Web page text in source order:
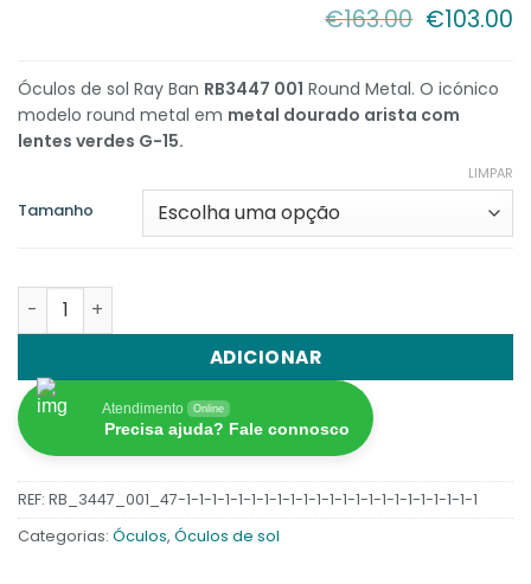
€163.00 O
era:
€163.00.
€103.00
Óculos de sol Ray Ban RB3447 001 Round Metal. O icónico
modelo round metal em metal dourado arista com
lentes verdes G-15.
Tamanho
LIMPAR
Quantidade de Óculos de sol Ray Ban RB3447 001 Round
ADICIONAR
Atendimento Online
Precisa ajuda? Fale connosco
REF: RB_3447_001_47-1-1-1-1-1-1-1-1-1-1-1-1-1-1-1-1-1-1-1-1-1-1-1
Categorias: Óculos, Óculos de sol